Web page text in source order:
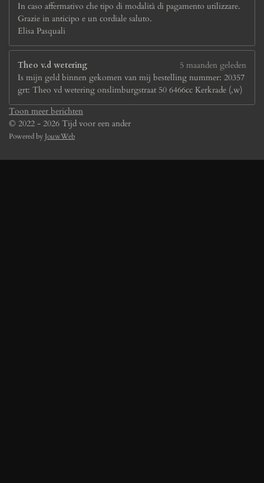
In caso affermativo che tipo di modalità di pagamento utilizzare.
Grazie in anticipo e un cordiale saluto.
Elisa Pasquali
Theo v.d wetering
5 maanden geleden
Is mijn geld binnen gekomen van mij bestelling nummer: 20357
grt: Theo vd wetering onslimburgstraat 50 6466cc Kerkrade (,w)
Toon meer berichten
© 2022 - 2026 Tijd voor een ander
Powered by JouwWeb